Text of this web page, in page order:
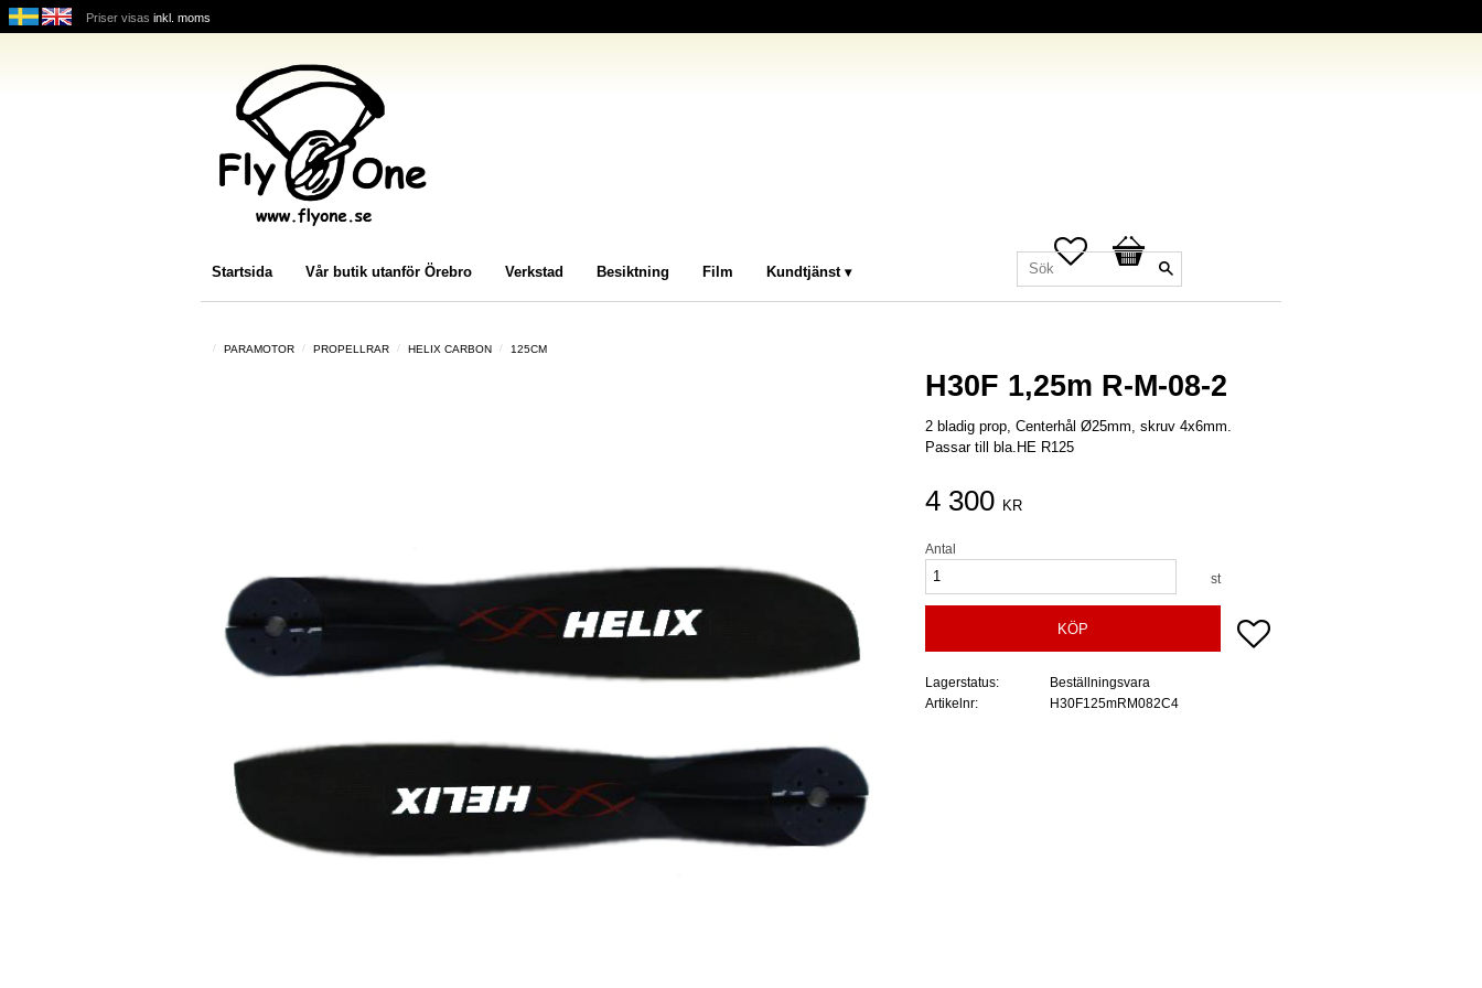
Priser visas inkl. moms
Favoriter
Kundvagn
Startsida
Vår butik utanför Örebro Verkstad Besiktning Film Kundtjänst
PARAMOTOR PROPELLRAR HELIX CARBON 125CM
H30F 1,25m R-M-08-2
2 bladig prop, Centerhål Ø25mm, skruv 4x6mm.
Passar till bla.HE R125
4 300 KR
Antal
st
KÖP Lägg till i favoriter
Lagerstatus
Beställningsvara
Artikelnr
H30F125mRM082C4